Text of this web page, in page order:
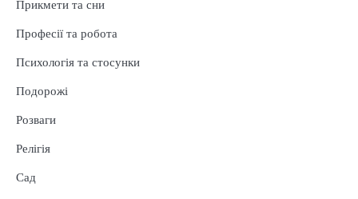
Прикмети та сни
Професії та робота
Психологія та стосунки
Подорожі
Розваги
Релігія
Сад